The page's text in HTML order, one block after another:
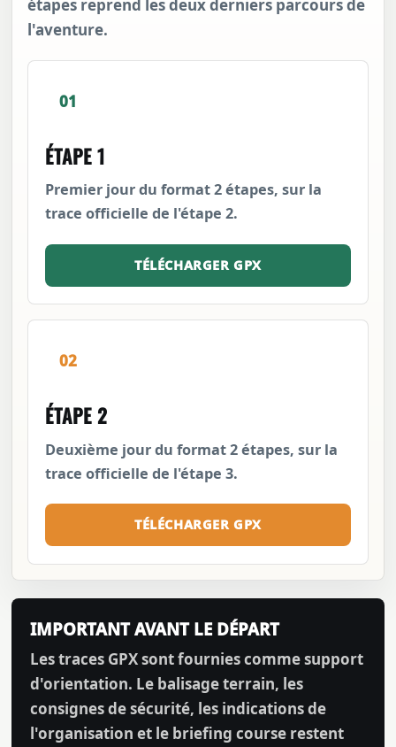
étapes reprend les deux derniers parcours de
l'aventure.
01
ÉTAPE 1
Premier jour du format 2 étapes, sur la
trace officielle de l'étape 2.
TÉLÉCHARGER GPX
02
ÉTAPE 2
Deuxième jour du format 2 étapes, sur la
trace officielle de l'étape 3.
TÉLÉCHARGER GPX
IMPORTANT AVANT LE DÉPART
Les traces GPX sont fournies comme support
d'orientation. Le balisage terrain, les
consignes de sécurité, les indications de
l'organisation et le briefing course restent